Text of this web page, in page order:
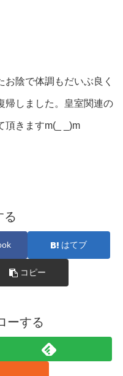
陰で体調もだいぶ良く
帰しました。皇室関連の
頂きますm(_ _)m
る
はてブ
コピー
ーする